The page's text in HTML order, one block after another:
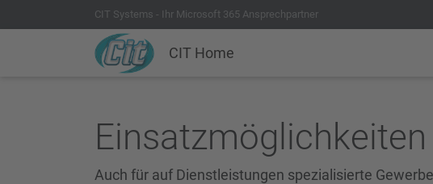
CIT Systems - Ihr Microsoft 365 Ansprechpartner
CIT Home
Auch für auf Dienstleistungen spezialisierte